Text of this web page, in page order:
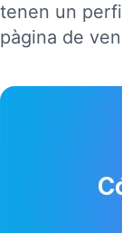
tenen un
pàgina de